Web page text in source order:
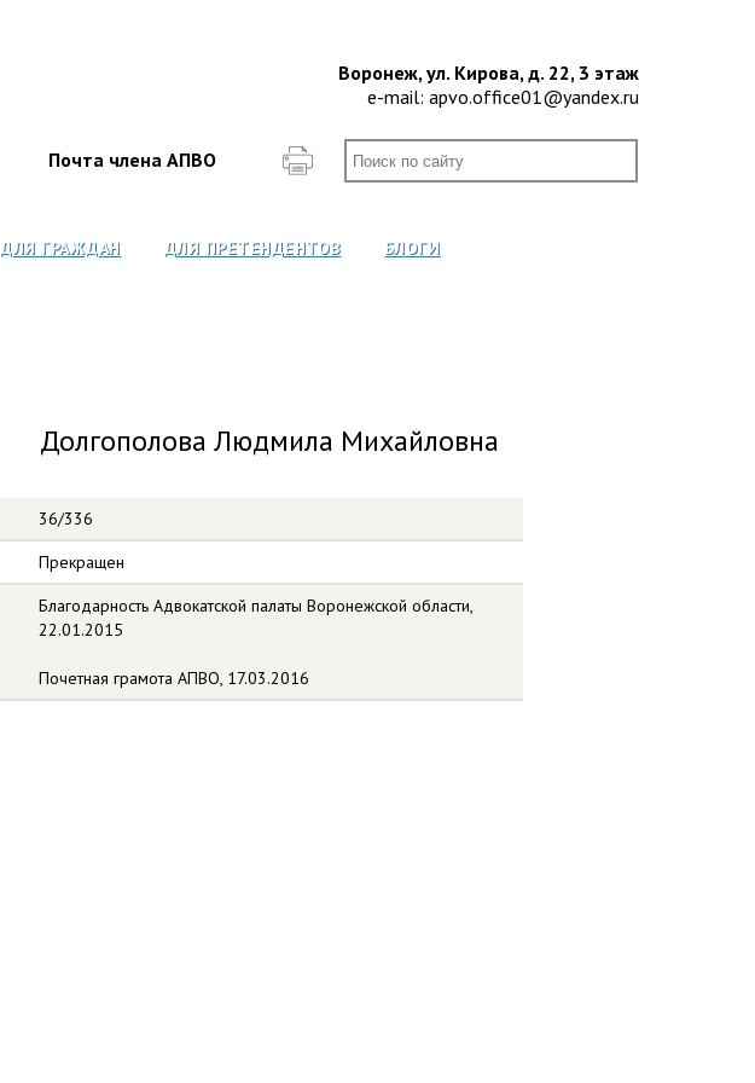
Воронеж, ул. Кирова, д. 22, 3 этаж
e-mail: apvo.office01@yandex.ru
Почта члена АПВО
ДЛЯ ГРАЖДАН ДЛЯ ПРЕТЕНДЕНТОВ
БЛОГИ
Долгополова Людмила Михайловна
36/336
Прекращен
Благодарность Адвокатской палаты Воронежской области,
22.01.2015
Почетная грамота АПВО, 17.03.2016